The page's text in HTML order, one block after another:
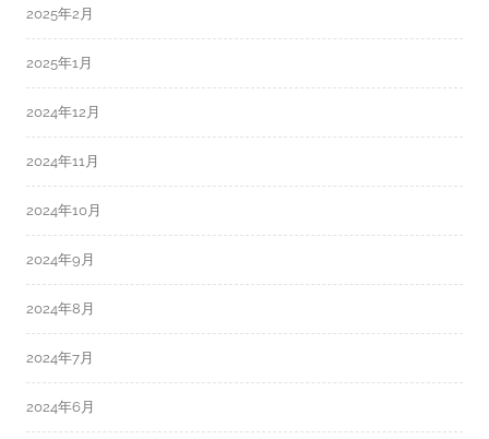
2025年2月
2025年1月
2024年12月
2024年11月
2024年10月
2024年9月
2024年8月
2024年7月
2024年6月